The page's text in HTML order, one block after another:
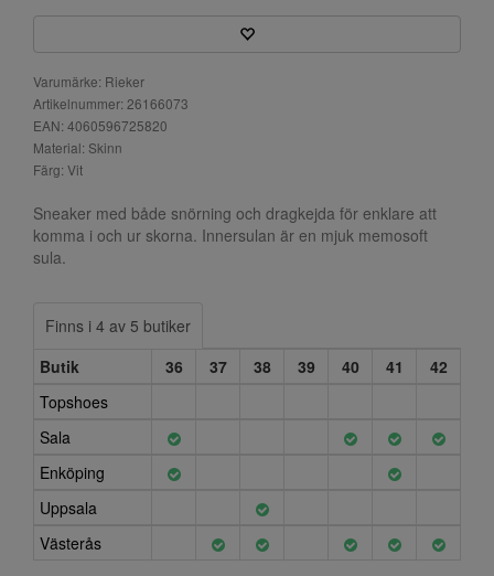
Varumärke: Rieker
Artikelnummer: 26166073
EAN: 4060596725820
Material: Skinn
Färg: Vit
Sneaker med både snörning och dragkejda för enklare att
komma i och ur skorna. Innersulan är en mjuk memosoft
sula.
Finns i 4 av 5 butiker
Butik
36 37 38 39 40 41
42
Topshoes
Sala
Enköping
Uppsala
Västerås